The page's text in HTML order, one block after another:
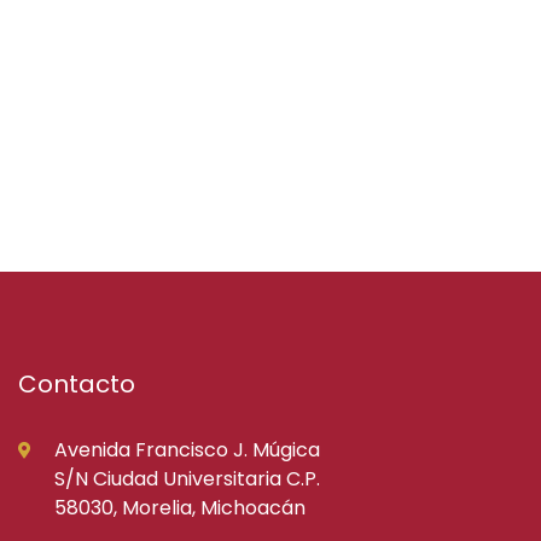
Contacto
Avenida Francisco J. Múgica
S/N Ciudad Universitaria C.P.
58030, Morelia, Michoacán